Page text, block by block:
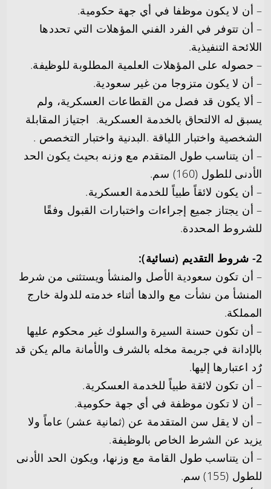
– أن لا يكون موظفا في أي جهة حكومية.
– أن تتوفر في الفرد الفني المؤهلات التي تحددها
اللائحة التنفيذية.
– حصوله على المؤهلات العلمية المطلوبة للوظيفة.
– أن لا يكون متزوجا من غير سعودية.
– ألا يكون قد فصل من القطاعات العسكرية، ولم
يسبق له الالتحاق بالخدمة العسكرية. اجتياز المقابلة
الشخصية واختبار اللياقة .البدنية واختبار التخصص .
– أن يتناسب طول المتقدم مع وزنه بحيث يكون الحد
الأدنى للطول (160) سم.
– أن يكون لائقاً طبياً للخدمة العسكرية.
– أن يجتاز جميع إجراءات واختبارات القبول وفقًا
للشروط المحددة.
2- شروط التقديم (نسائية):
– أن تكون سعودية الأصل والمنشأ ويستثنى من شرط
المنشأ من نشأت مع والدها أثناء خدمته للدولة خارج
المملكة.
– أن تكون حسنة السيرة والسلوك غير محكوم عليها
بالإدانة في جريمة مخله بالشرف والأمانة مالم يكن قد
رٌد اعتبارها إليها.
– أن تكون لائقة طبياً للخدمة العسكرية.
– أن لا تكون موظفة في أي جهة حكومية.
– أن لا يقل سن المتقدمة عن (ثمانية عشر) عاماً ولا
يزيد عن الشرط الخاص بالوظيفة.
– أن يتناسب طول القامة مع وزنها، ويكون الحد الأدنى
للطول (155) سم.